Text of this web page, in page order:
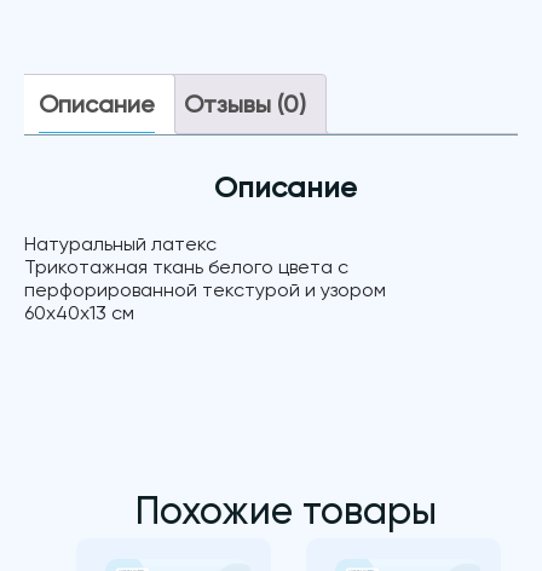
Описание Отзывы (0)
Описание
Натуральный латекс
Трикотажная ткань белого цвета c
перфорированной текстурой и узором
60х40х13 см
Похожие товары